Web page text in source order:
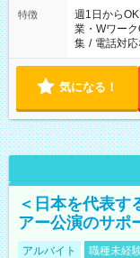
特徴 週1日からOK
業・Wワー
集 / 電話対応
気になる！
＜日本を代表す
アー公演のサポ
アルバイト 職種未経